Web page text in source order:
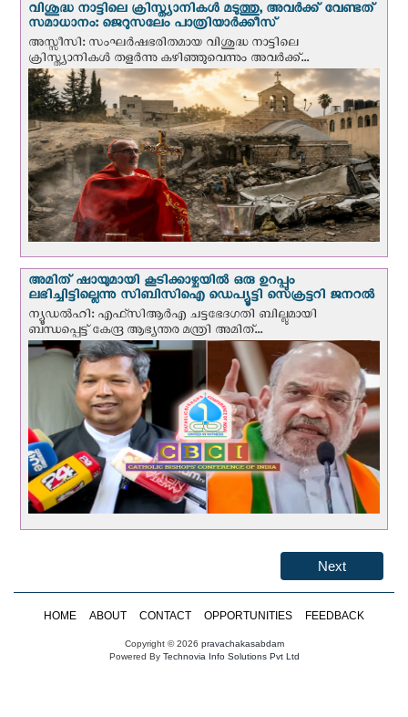
വിശുദ്ധ നാട്ടിലെ ക്രിസ്ത്യാനികൾ മടുത്തു, അവർക്ക് വേണ്ടത്
സമാധാനം: ജെറുസലേം പാത്രിയാര്‍ക്കീസ്
അസ്സീസി: സംഘര്‍ഷഭരിതമായ വിശുദ്ധ നാട്ടിലെ
ക്രിസ്ത്യാനികൾ തളര്‍ന്നു കഴിഞ്ഞുവെന്നും അവർക്ക്...
അമിത് ഷായുമായി കൂടിക്കാഴ്ചയില്‍ ഒരു ഉറപ്പും
ലഭിച്ചിട്ടില്ലെന്നു സിബിസിഐ ഡെപ്യൂട്ടി സെക്രട്ടറി ജനറല്‍
ന്യൂഡല്‍ഹി: എഫ്‌സിആര്‍എ ചട്ടഭേദഗതി ബില്ലുമായി
ബന്ധപ്പെട്ട് കേന്ദ്ര ആഭ്യന്തര മന്ത്രി അമിത്...
Next
HOME ABOUT CONTACT OPPORTUNITIES FEEDBACK
Copyright © 2026 pravachakasabdam
Powered ByTechnovia Info Solutions Pvt Ltd